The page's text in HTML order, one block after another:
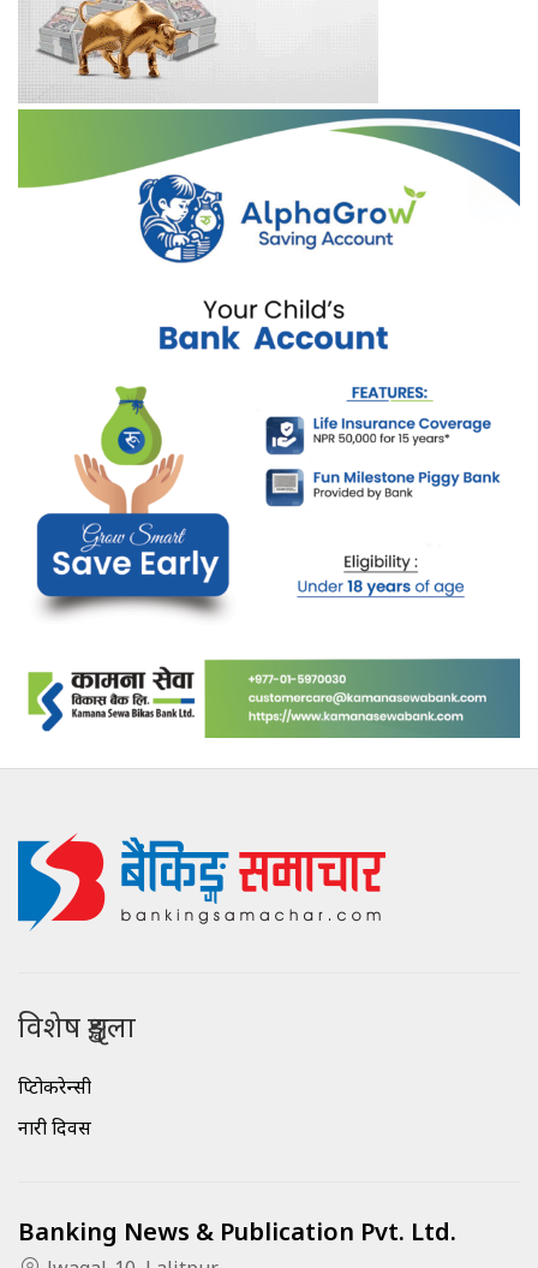
विशेष शृङ्खला
क्रिप्टोकरेन्सी
नारी दिवस
Banking News & Publication Pvt. Ltd.